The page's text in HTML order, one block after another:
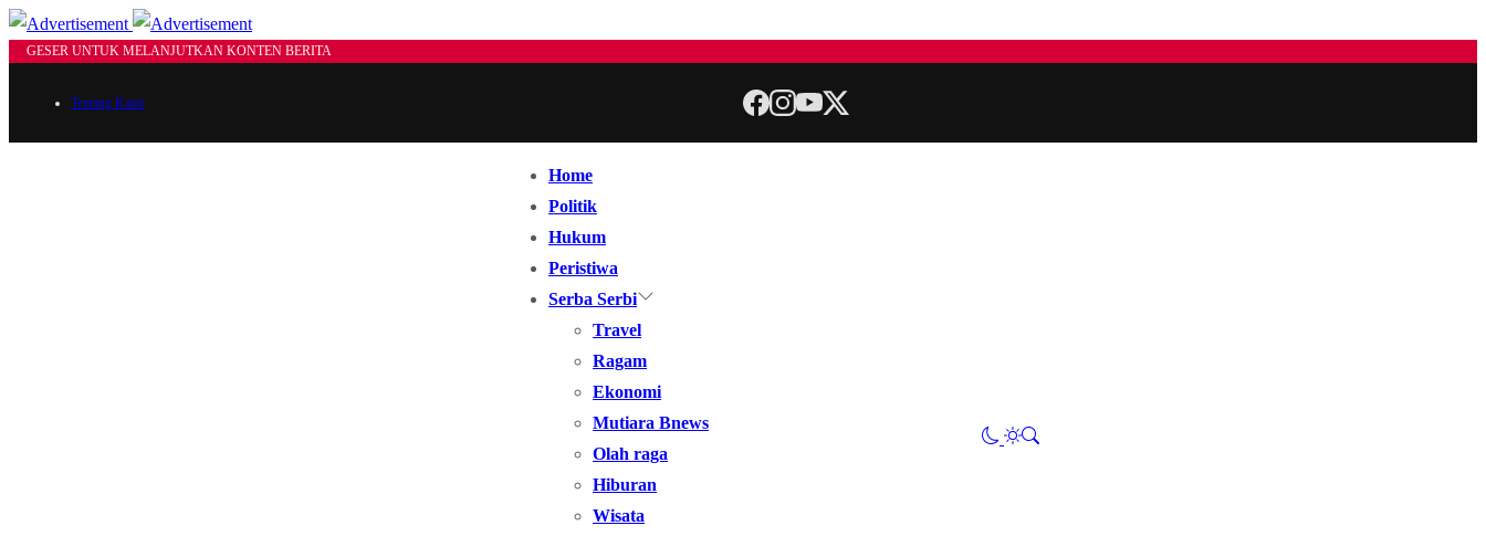
GESER UNTUK MELANJUTKAN KONTEN BERITA
Tentang Kami
Home
Politik
Hukum
Peristiwa
Serba Serbi
Travel
Ragam
Ekonomi
Mutiara Bnews
Olah raga
Hiburan
Wisata